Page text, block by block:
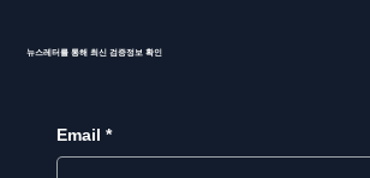
뉴스레터를 통해 최신 검증정보 확인
Email *